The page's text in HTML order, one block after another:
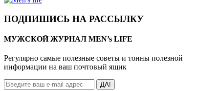
ПОДПИШИСЬ НА РАССЫЛКУ
МУЖСКОЙ ЖУРНАЛ MEN’s LIFE
Регулярно самые полезные советы и тонны полезной
информации на ваш почтовый ящик
ДА!